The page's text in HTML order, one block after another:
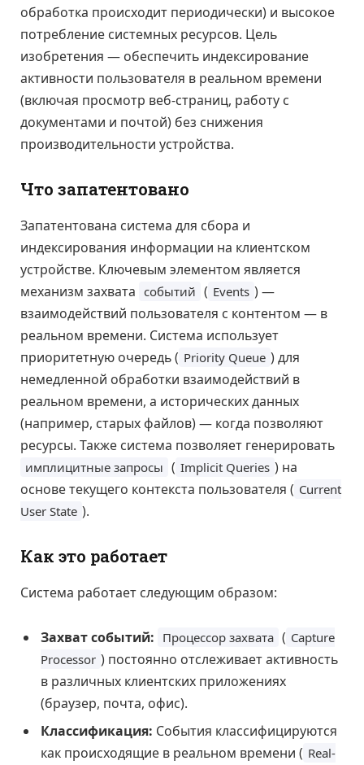
обработка происходит периодически) и высокое
потребление системных ресурсов. Цель
изобретения — обеспечить индексирование
активности пользователя в реальном времени
(включая просмотр веб-страниц, работу с
документами и почтой) без снижения
производительности устройства.
Что запатентовано
Запатентована система для сбора и
индексирования информации на клиентском
устройстве. Ключевым элементом является
механизм захвата событий ( Events ) —
взаимодействий пользователя с контентом — в
реальном времени. Система использует
приоритетную очередь ( Priority Queue ) для
немедленной обработки взаимодействий в
реальном времени, а исторических данных
(например, старых файлов) — когда позволяют
ресурсы. Также система позволяет генерировать
имплицитные запросы ( Implicit Queries ) на
основе текущего контекста пользователя ( Current
User State ).
Как это работает
Система работает следующим образом:
Захват событий: Процессор захвата ( Capture
Processor ) постоянно отслеживает активность
в различных клиентских приложениях
(браузер, почта, офис).
Классификация: События классифицируются
как происходящие в реальном времени ( Real-